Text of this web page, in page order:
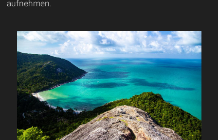
aufnehmen.